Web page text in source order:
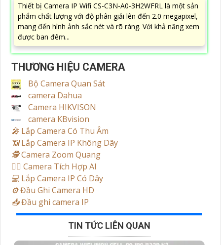
Thiết bị Camera IP Wifi CS-C3N-A0-3H2WFRL là một sản
phẩm chất lượng với độ phân giải lên đến 2.0 megapixel,
mang đến hình ảnh sắc nét và rõ ràng. Với khả năng xem
được ban đêm...
THƯƠNG HIỆU CAMERA
Bộ Camera Quan Sát
camera Dahua
Camera HIKVISON
camera KBvision
️🎤️ Lắp Camera Có Thu Âm
📶Lắp Camera IP Không Dây
🕵️Camera Zoom Quang
🧛‍♀️ Camera Tích Hợp AI
💻 Lắp Camera IP Có Dây
⚙️Đầu Ghi Camera HD
📥Đầu ghi camera IP
TIN TỨC LIÊN QUAN